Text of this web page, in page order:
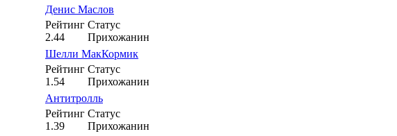
Денис Маслов
Рейтинг
2.44
Статус
Прихожанин
Шелли МакКормик
Рейтинг
1.54
Статус
Прихожанин
Антитролль
Рейтинг
1.39
Статус
Прихожанин